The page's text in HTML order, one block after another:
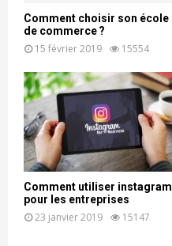
Comment choisir son école
de commerce ?
15 février 2019 15554
Comment utiliser instagram
pour les entreprises
23 janvier 2019 15147